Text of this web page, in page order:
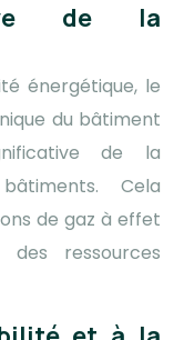
de la
énergétique, le
du bâtiment
de la
Cela
de gaz à effet
ressources